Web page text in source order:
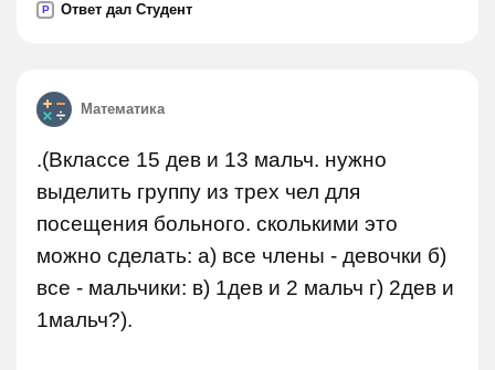
P Ответ дал Студент
Математика
.(Вклассе 15 дев и 13 мальч. нужно
выделить группу из трех чел для
посещения больного. сколькими это
можно сделать: а) все члены - девочки б)
все - мальчики: в) 1дев и 2 мальч г) 2дев и
1мальч?).